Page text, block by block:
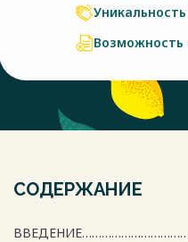
Возможность
СОДЕРЖАНИЕ